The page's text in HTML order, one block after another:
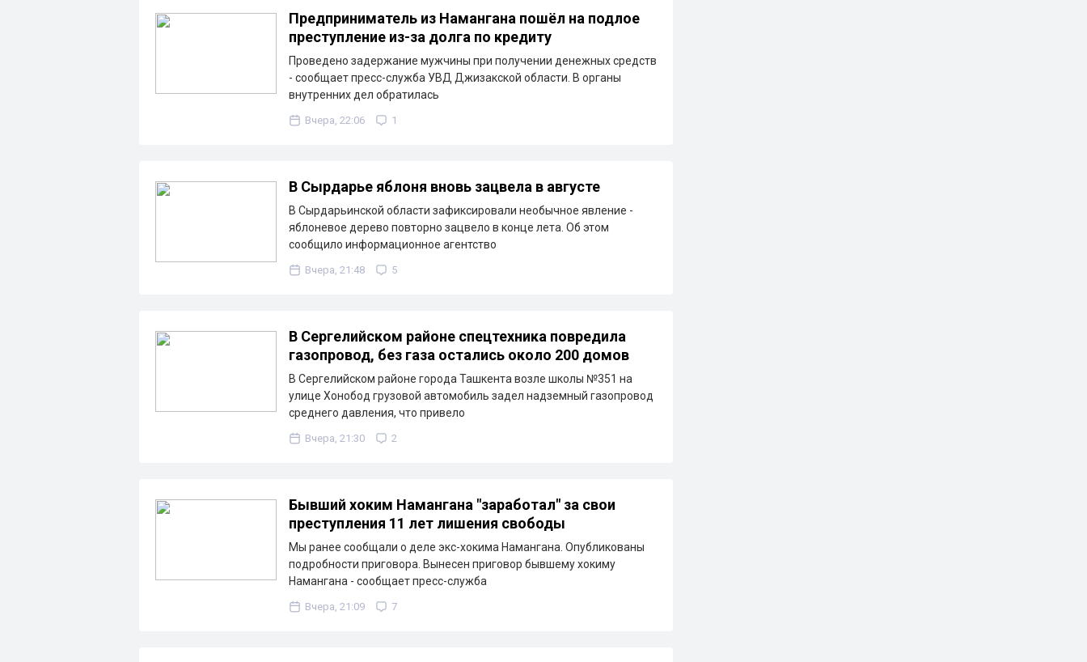
Предприниматель из Намангана пошёл на подлое
преступление из-за долга по кредиту
Проведено задержание мужчины при получении денежных средств
- сообщает пресс-служба УВД Джизакской области. В органы
внутренних дел обратилась
Вчера, 22:06 1
В Сырдарье яблоня вновь зацвела в августе
В Сырдарьинской области зафиксировали необычное явление -
яблоневое дерево повторно зацвело в конце лета. Об этом
сообщило информационное агентство
Вчера, 21:48 5
В Сергелийском районе спецтехника повредила
газопровод, без газа остались около 200 домов
В Сергелийском районе города Ташкента возле школы №351 на
улице Хонобод грузовой автомобиль задел надземный газопровод
среднего давления, что привело
Вчера, 21:30 2
Бывший хоким Намангана "заработал" за свои
преступления 11 лет лишения свободы
Мы ранее сообщали о деле экс-хокима Намангана. Опубликованы
подробности приговора. Вынесен приговор бывшему хокиму
Намангана - сообщает пресс-служба
Вчера, 21:09 7